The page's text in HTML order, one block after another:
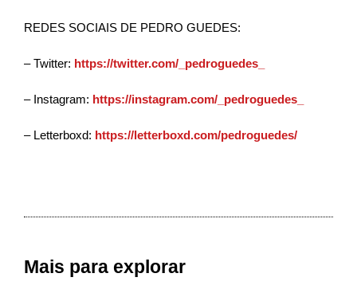
REDES SOCIAIS DE PEDRO GUEDES:
– Twitter: https://twitter.com/_pedroguedes_
– Instagram: https://instagram.com/_pedroguedes_
– Letterboxd: https://letterboxd.com/pedroguedes/
Mais para explorar